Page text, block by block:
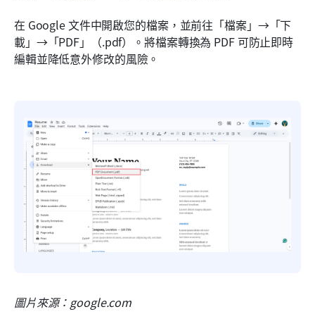
在 Google 文件中開啟您的檔案，並前往「檔案」→「下
載」→「PDF」（.pdf）。將檔案轉換為 PDF 可防止即時
編輯並降低意外修改的風險。
圖片來源：google.com